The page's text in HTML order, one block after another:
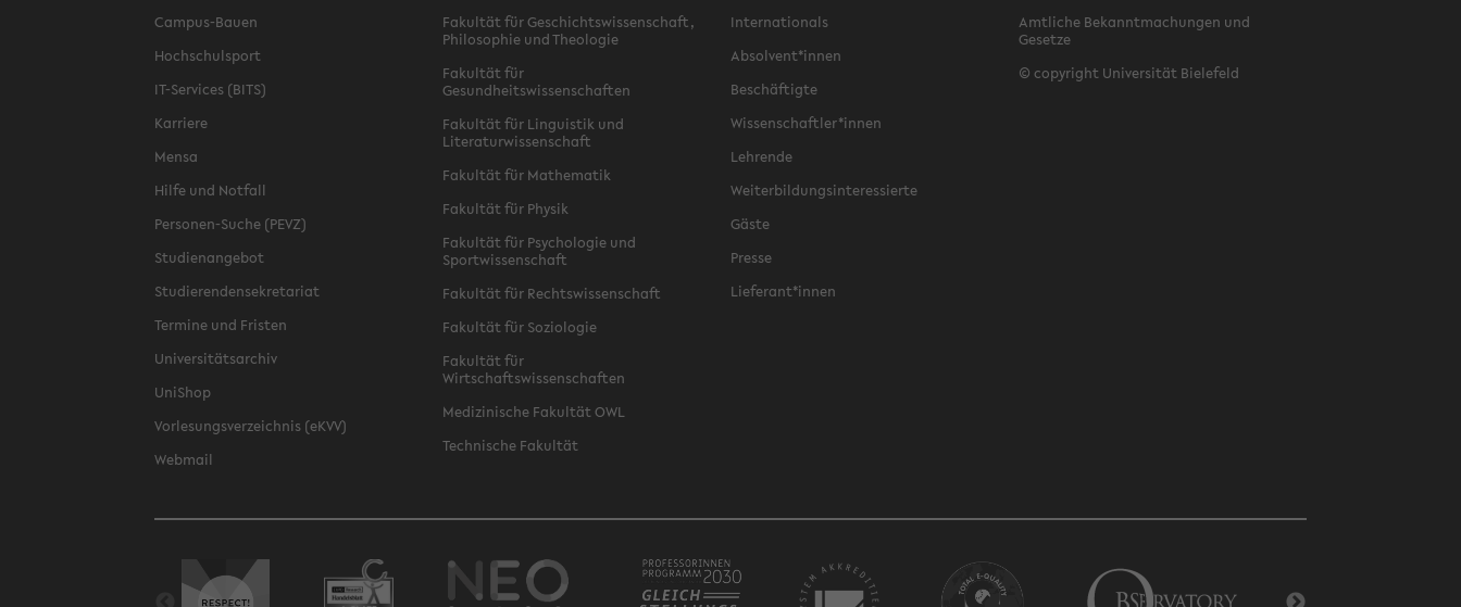
Campus-Bauen
Hochschulsport
IT-Services (BITS)
Karriere
Mensa
Hilfe und Notfall
Personen-Suche (PEVZ)
Studienangebot
Studierendensekretariat
Termine und Fristen
Universitätsarchiv
UniShop
Vorlesungsverzeichnis (eKVV)
Webmail
Fakultät für Geschichtswissenschaft,
Philosophie und Theologie
Fakultät für
Gesundheitswissenschaften
Fakultät für Linguistik und
Literaturwissenschaft
Fakultät für Mathematik
Fakultät für Physik
Fakultät für Psychologie und
Sportwissenschaft
Fakultät für Rechtswissenschaft
Fakultät für Soziologie
Fakultät für
Wirtschaftswissenschaften
Medizinische Fakultät OWL
Technische Fakultät
Internationals
Absolvent*innen
Beschäftigte
Wissenschaftler*innen
Lehrende
Weiterbildungsinteressierte
Gäste
Presse
Lieferant*innen
Amtliche Bekanntmachungen und
Gesetze
© copyright Universität Bielefeld